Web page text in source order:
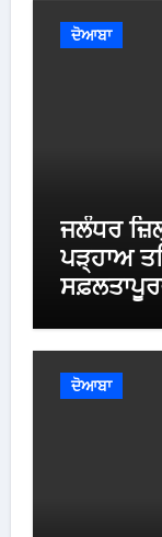
ਦੋਆਬਾ
ਜਲੰਧਰ
ਪੜ੍ਹਾਅ
ਦੋਆਬਾ